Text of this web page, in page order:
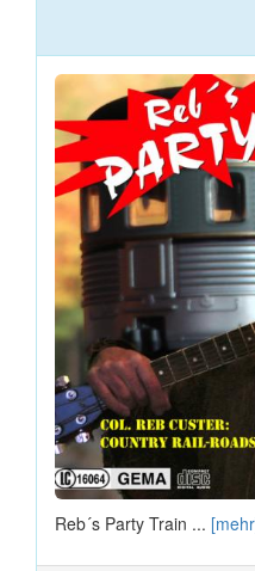
Reb´s Party Train ...